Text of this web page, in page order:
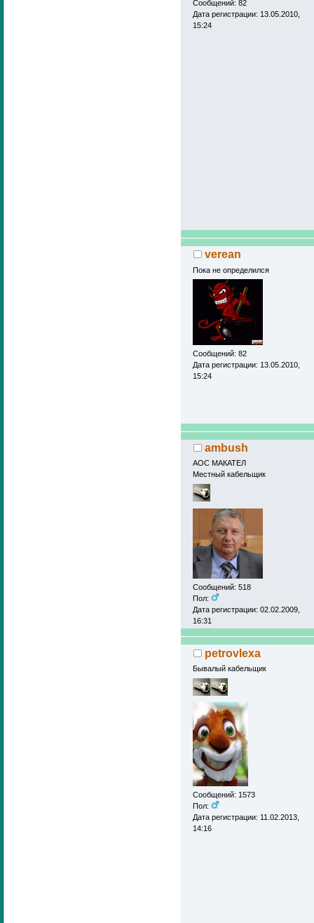
Сообщений: 82
Дата регистрации: 13.05.2010,
15:24
verean
Пока не определился
Сообщений: 82
Дата регистрации: 13.05.2010,
15:24
ambush
АОС МАКАТЕЛ
Местный кабельщик
Сообщений: 518
Пол:
Дата регистрации: 02.02.2009,
16:31
petrovlexa
Бывалый кабельщик
Сообщений: 1573
Пол:
Дата регистрации: 11.02.2013,
14:16